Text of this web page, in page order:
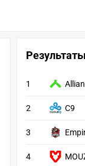
Результаты
1
2 C9
3
4